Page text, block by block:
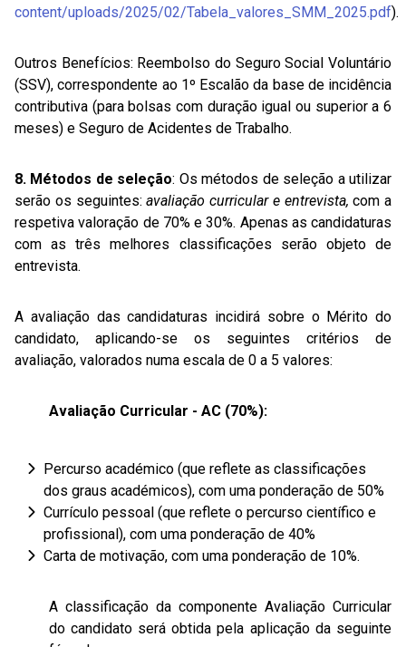
content/uploads/2025/02/Tabela_valores_SMM_2025.pdf).
Outros Benefícios: Reembolso do Seguro Social Voluntário
(SSV), correspondente ao 1º Escalão da base de incidência
contributiva (para bolsas com duração igual ou superior a 6
meses) e Seguro de Acidentes de Trabalho.
8. Métodos de seleção: Os métodos de seleção a utilizar
serão os seguintes:avaliação curricular e entrevista,com a
respetiva valoração de 70% e 30%. Apenas as candidaturas
com as três melhores classificações serão objeto de
entrevista.
A avaliação das candidaturas incidirá sobre o Mérito do
candidato, aplicando-se os seguintes critérios de
avaliação, valorados numa escala de 0 a 5 valores:
Avaliação Curricular - AC (70%):
Percurso académico (que reflete as classificações
dos graus académicos), com uma ponderação de 50%
Currículo pessoal (que reflete o percurso científico e
profissional), com uma ponderação de 40%
Carta de motivação, com uma ponderação de 10%.
A classificação da componente Avaliação Curricular
do candidato será obtida pela aplicação da seguinte